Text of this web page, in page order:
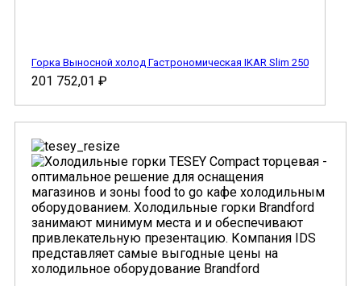
Горка Выносной холод Гастрономическая IKAR Slim 250
201 752,01 ₽